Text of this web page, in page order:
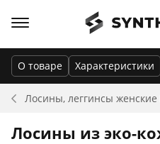
Лосины, леггинсы женские
О товаре Характеристики
Лосины из эко-